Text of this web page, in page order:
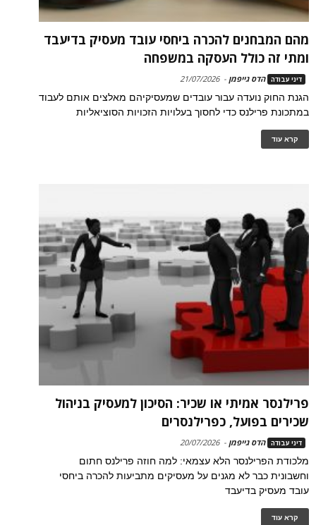
מהם המבחנים להכרה ביחסי עובד מעסיק בדיעבד
ומתי זה כולל העסקה במשפחה
דיני עבודה הדס גייפמן -
21/07/2026
הגנת החוק נועדה עבור עובדים שמעסיקיהם מאלצים אותם לעבוד
במתכונת פרילנס כדי לחסוך בעלויות הזכויות הסוציאליות
קרא עוד
פרילנסר אמיתי או שכיר: הסיכון למעסיק בניהול
שכירים בפועל, כפרילנסרים
דיני עבודה הדס גייפמן -
20/07/2026
מלכודת הפרילנסר הלא עצמאי: למה חוזה פרילנס חתום
וחשבונית כבר לא מגנים על מעסיקים מתביעות להכרה ביחסי
עובד מעסיק בדיעבד
קרא עוד